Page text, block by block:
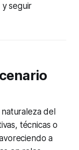
seguir
del
técnicas o
a